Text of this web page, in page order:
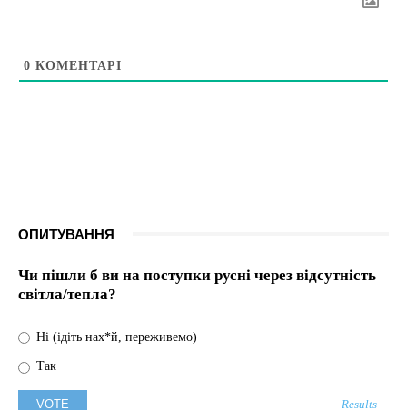
0 КОМЕНТАРІ
ОПИТУВАННЯ
Чи пішли б ви на поступки русні через відсутність
світла/тепла?
Ні (ідіть нах*й, переживемо)
Так
Results